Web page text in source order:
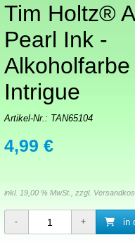
Tim Holtz®
Pearl Ink -
Alkoholfarbe
Intrigue
Artikel-Nr.: TAN65104
4,99 €
inkl. 19,00 % MwSt., zzgl.
in